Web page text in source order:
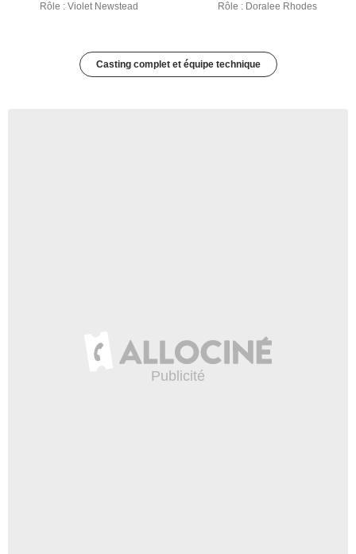
Rôle : Violet Newstead Rôle : Doralee Rhodes
Casting complet et équipe technique